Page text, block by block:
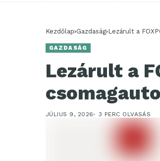
Kezdőlap Gazdaság Lezárult a
GAZDASÁG
Lezárult a
JÚLIUS 9, 2026 3 PERC OLVASÁS